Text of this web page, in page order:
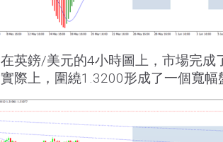
在英鎊/美元的4小時圖上，市場完成
實際上，圍繞1.3200形成了一個寬幅